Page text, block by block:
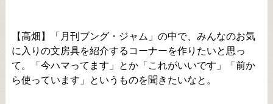
【高畑】「月刊ブング・ジャム」の中で、みんなのお気
に入りの文房具を紹介するコーナーを作りたいと思っ
て。「今ハマってます」とか「これがいいです」「前か
ら使っています」というものを聞きたいなと。